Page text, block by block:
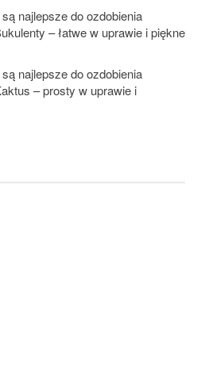
najlepsze do ozdobienia
– łatwe w uprawie i piękne
najlepsze do ozdobienia
– prosty w uprawie i